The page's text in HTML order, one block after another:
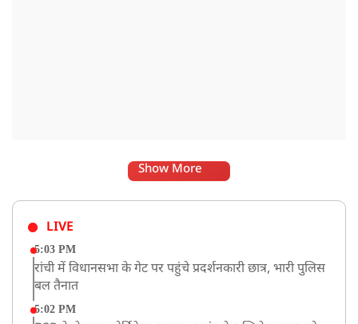
Show More
LIVE
5:03 PM
रांची में विधानसभा के गेट पर पहुंचे प्रदर्शनकारी छात्र, भारी पुलिस
बल तैनात
5:02 PM